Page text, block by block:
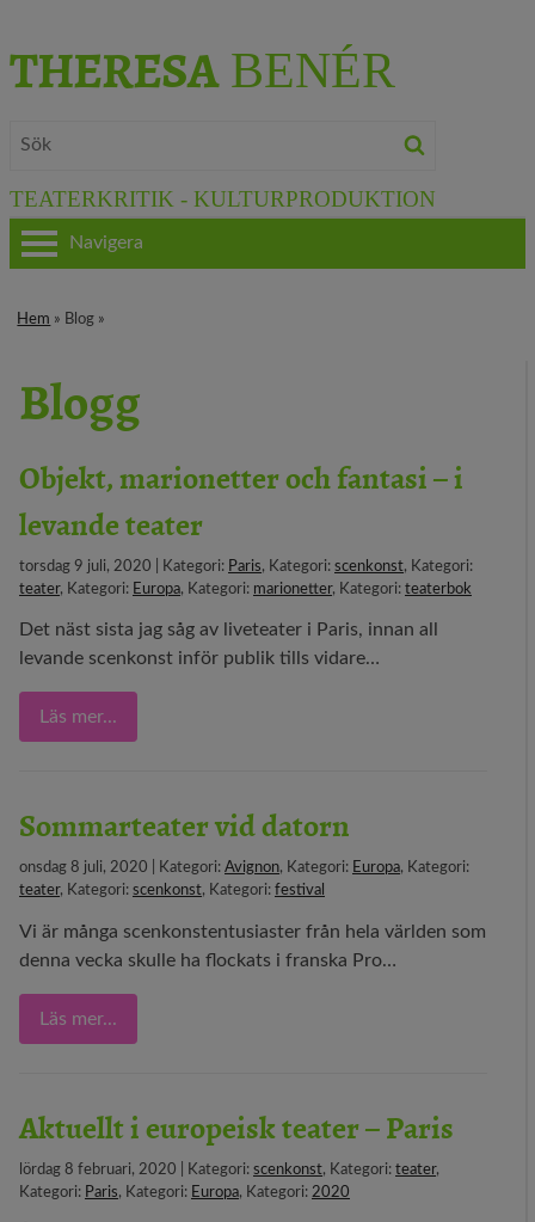
THERESA BENÉR
TEATERKRITIK - KULTURPRODUKTION
TEATERKRITIK
KULTURJOURNALISTIK
BÖCKER & FILM
29 MEDIA
BLOGG
Navigera
Hem » Blog »
Blogg
Objekt, marionetter och fantasi – i
levande teater
torsdag 9 juli, 2020 | Kategori: Paris, Kategori: scenkonst, Kategori:
teater, Kategori: Europa, Kategori: marionetter, Kategori: teaterbok
Det näst sista jag såg av liveteater i Paris, innan all
levande scenkonst inför publik tills vidare…
Läs mer...
Sommarteater vid datorn
onsdag 8 juli, 2020 | Kategori: Avignon, Kategori: Europa, Kategori:
teater, Kategori: scenkonst, Kategori: festival
Vi är många scenkonstentusiaster från hela världen som
denna vecka skulle ha flockats i franska Pro…
Läs mer...
Aktuellt i europeisk teater – Paris
lördag 8 februari, 2020 | Kategori: scenkonst, Kategori: teater,
Kategori: Paris, Kategori: Europa, Kategori: 2020